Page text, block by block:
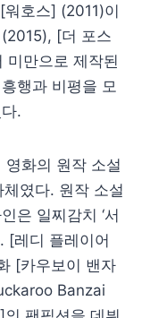
호스] (2011)이
[더 포스
미만으로 제작된
행과 비평을 모
.
영화의 원작 소설
였다. 원작 소설
은 일찌감치 ‘서
[레디 플레이어
[카우보이 밴자
Banzai